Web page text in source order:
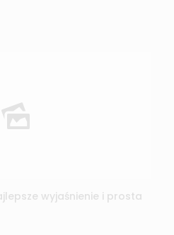
wyjaśnienie i prosta